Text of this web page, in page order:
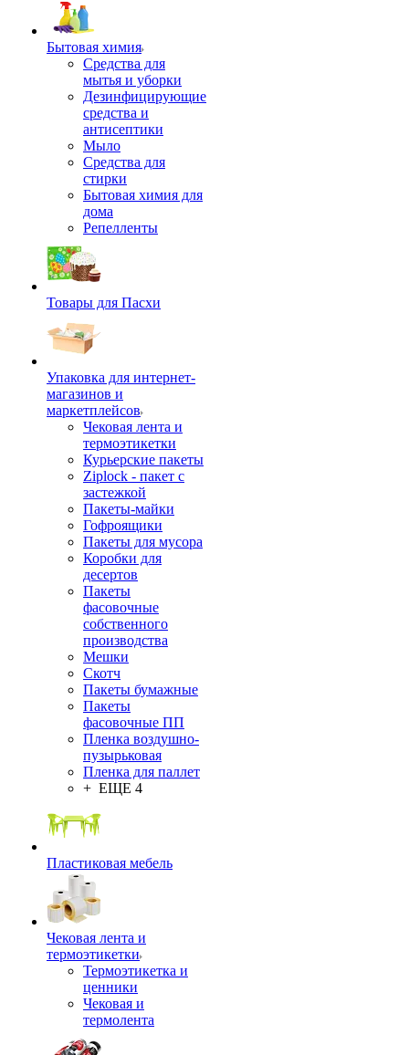
Бытовая химия
Средства для
мытья и уборки
Дезинфицирующие
средства и
антисептики
Мыло
Средства для
стирки
Бытовая химия для
дома
Репелленты
Товары для Пасхи
Упаковка для интернет-
магазинов и
маркетплейсов
Чековая лента и
термоэтикетки
Курьерские пакеты
Ziplock - пакет с
застежкой
Пакеты-майки
Гофроящики
Пакеты для мусора
Коробки для
десертов
Пакеты
фасовочные
собственного
производства
Мешки
Скотч
Пакеты бумажные
Пакеты
фасовочные ПП
Пленка воздушно-
пузырьковая
Пленка для паллет
+ ЕЩЕ 4
Пластиковая мебель
Чековая лента и
термоэтикетки
Термоэтикетка и
ценники
Чековая и
термолента